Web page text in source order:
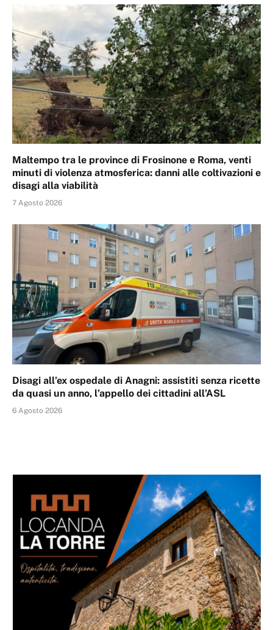
Maltempo tra le province di Frosinone e Roma, venti
minuti di violenza atmosferica: danni alle coltivazioni e
disagi alla viabilità
7 Agosto 2026
Disagi all’ex ospedale di Anagni: assistiti senza ricette
da quasi un anno, l’appello dei cittadini all’ASL
6 Agosto 2026